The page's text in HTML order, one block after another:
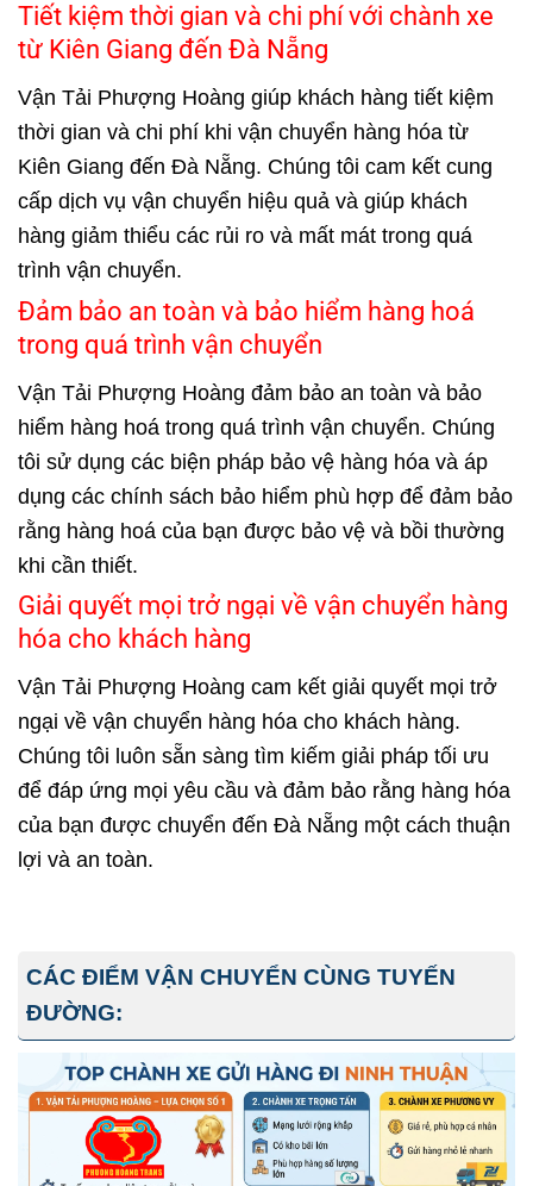
Tiết kiệm thời gian và chi phí với chành xe
từ Kiên Giang đến Đà Nẵng
Vận Tải Phượng Hoàng giúp khách hàng tiết kiệm
thời gian và chi phí khi vận chuyển hàng hóa từ
Kiên Giang đến Đà Nẵng. Chúng tôi cam kết cung
cấp dịch vụ vận chuyển hiệu quả và giúp khách
hàng giảm thiểu các rủi ro và mất mát trong quá
trình vận chuyển.
Đảm bảo an toàn và bảo hiểm hàng hoá
trong quá trình vận chuyển
Vận Tải Phượng Hoàng đảm bảo an toàn và bảo
hiểm hàng hoá trong quá trình vận chuyển. Chúng
tôi sử dụng các biện pháp bảo vệ hàng hóa và áp
dụng các chính sách bảo hiểm phù hợp để đảm bảo
rằng hàng hoá của bạn được bảo vệ và bồi thường
khi cần thiết.
Giải quyết mọi trở ngại về vận chuyển hàng
hóa cho khách hàng
Vận Tải Phượng Hoàng cam kết giải quyết mọi trở
ngại về vận chuyển hàng hóa cho khách hàng.
Chúng tôi luôn sẵn sàng tìm kiếm giải pháp tối ưu
để đáp ứng mọi yêu cầu và đảm bảo rằng hàng hóa
của bạn được chuyển đến Đà Nẵng một cách thuận
lợi và an toàn.
CÁC ĐIỂM VẬN CHUYỂN CÙNG TUYẾN
ĐƯỜNG: